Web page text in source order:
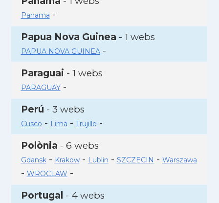
Panama -
Papua Nova Guinea - 1 webs
PAPUA NOVA GUINEA-
Paraguai - 1 webs
PARAGUAY-
Perú - 3 webs
Cusco - Lima - Trujillo -
Polònia - 6 webs
Gdansk- Krakow- Lublin - SZCZECIN - Warszawa
- WROCLAW -
Portugal - 4 webs